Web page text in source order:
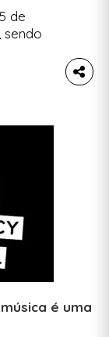
de
sendo
de
é uma